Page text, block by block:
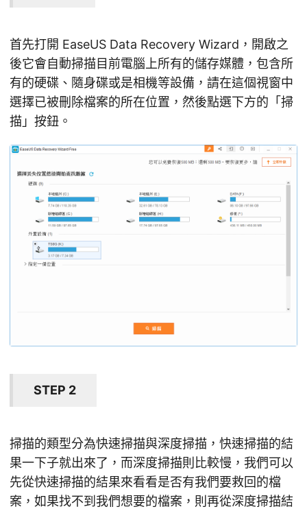
首先打開 EaseUS Data Recovery Wizard，開啟之
後它會自動掃描目前電腦上所有的儲存媒體，包含所
有的硬碟、隨身碟或是相機等設備，請在這個視窗中
選擇已被刪除檔案的所在位置，然後點選下方的「掃
描」按鈕。
STEP 2
掃描的類型分為快速掃描與深度掃描，快速掃描的結
果一下子就出來了，而深度掃描則比較慢，我們可以
先從快速掃描的結果來看看是否有我們要救回的檔
案，如果找不到我們想要的檔案，則再從深度掃描結